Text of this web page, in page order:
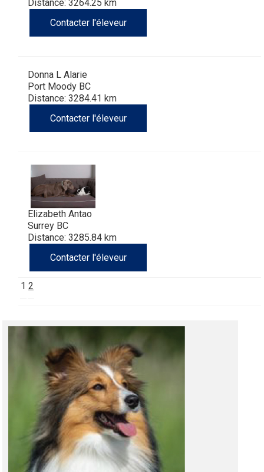
Distance: 3264.25 km
Contacter l'éleveur
Donna L Alarie
Port Moody BC
Distance: 3284.41 km
Contacter l'éleveur
Elizabeth Antao
Surrey BC
Distance: 3285.84 km
Contacter l'éleveur
1 2